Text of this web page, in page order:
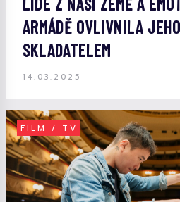
ARMÁDĚ OVLIVNILA
SKLADATELEM
14.03.2025
FILM / TV